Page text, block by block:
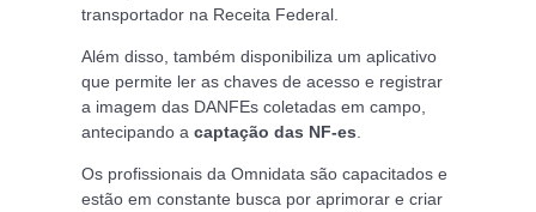
transportador na Receita Federal.
Além disso, também disponibiliza um aplicativo
que permite ler as chaves de acesso e registrar
a imagem das DANFEs coletadas em campo,
antecipando a captação das NF-es
Os profissionais da Omnidata são capacitados e
estão em constante busca por aprimorar e criar